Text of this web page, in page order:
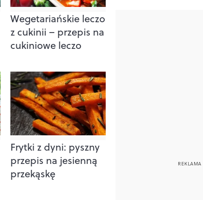
Wegetariańskie leczo
z cukinii – przepis na
cukiniowe leczo
Frytki z dyni: pyszny
przepis na jesienną
przekąskę